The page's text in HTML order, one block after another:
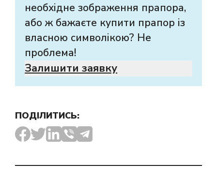
необхідне зображення прапора,
або ж бажаєте купити прапор із
власною символікою? Не
проблема!
Залишити заявку
ПОДІЛИТИСЬ: